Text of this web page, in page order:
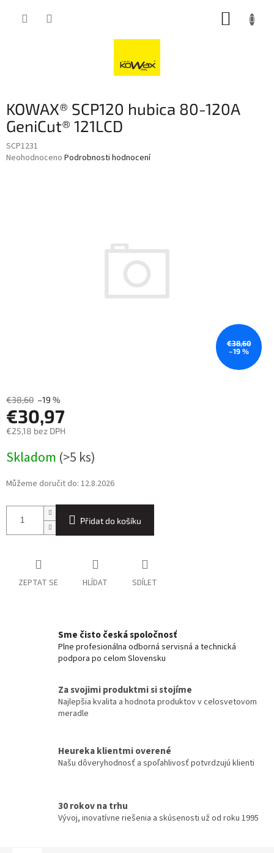
KOWAX® SCP120 hubica 80-120A
GeniCut® 121LCD
SCP1231
Průměrné
Neohodnoceno Podrobnosti hodnocení
€38,60
–19 %
€38,60 –19 %
€30,97
€25,18 bez DPH
cena:
Skladom (>5 ks)
Můžeme doručit do: 12.8.2026
Přidat do košíku
ZEPTAT SE HLÍDAT SDÍLET
Sme čisto česká spoločnosť
Plne profesionálna odborná servisná a technická
podpora po celom Slovensku
Za svojimi produktmi si stojíme
Najlepšia kvalita a hodnota produktov v celosvetovom
meradle
Heureka klientmi overené
Našu dôveryhodnosť a spoľahlivosť potvrdzujú klienti
30 rokov na trhu
Vývoj, inovatívne riešenia a skúsenosti už od roku 1995